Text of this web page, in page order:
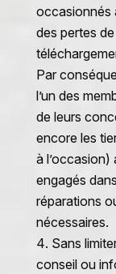
occasionnés
des pertes
Par
l’un des
de leurs
encore les
à l’occasion)
engagés
réparations
nécessaires.
Sans
conseil ou